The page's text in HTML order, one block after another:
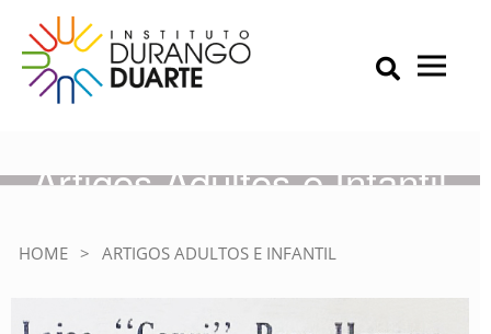
content
IDD – Instituto Durango Duarte
Instituto Durango Duarte
Primary Menu
Artigos Adultos e Infantil
HOME > ARTIGOS ADULTOS E INFANTIL